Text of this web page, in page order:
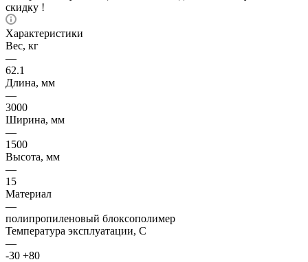
скидку !
Характеристики
Вес, кг
—
62.1
Длина, мм
—
3000
Ширина, мм
—
1500
Высота, мм
—
15
Материал
—
полипропиленовый блоксополимер
Температура эксплуатации, С
—
-30 +80